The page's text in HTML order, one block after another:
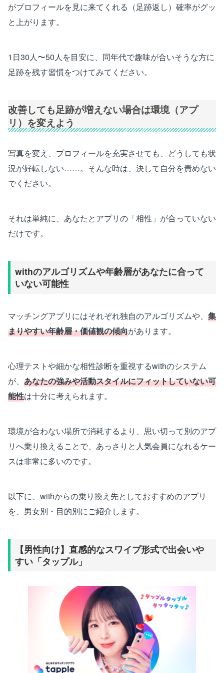
がプロフィールを見に来てくれる（足跡返し）確率がグッ
と上がります。
1日30人〜50人を目安に、同年代で趣味が合いそうな方に
足跡を残す習慣をつけてみてください。
改善しても足跡が増えない場合は環境（アプ
リ）を変えよう
写真を変え、プロフィールを充実させても、どうしても状
況が好転しない……。そんな時は、決して自分を責めない
でください。
それは単純に、あなたとアプリの「相性」が合っていない
だけです。
withのアルゴリズムや年齢層があなたに合って
いない可能性
マッチングアプリにはそれぞれ独自のアルゴリズムや、 集
まりやすい年齢層・価値観の傾向があります。
心理テストや細かな相性診断を重視するwithのシステム
が、 あなたの強みや活動スタイルにフィットしていない可
能性は十分に考えられます。
環境が合わない場所で消耗するより、思い切って別のアプ
リへ乗り換えることで、あっさりと人気会員になれるケー
スは非常に多いのです。
以下に、withからの乗り換え先としておすすめのアプリ
を、男女別・目的別にご紹介します。
【男性向け】直感的なスワイプ形式で出会いや
すい「タップル」